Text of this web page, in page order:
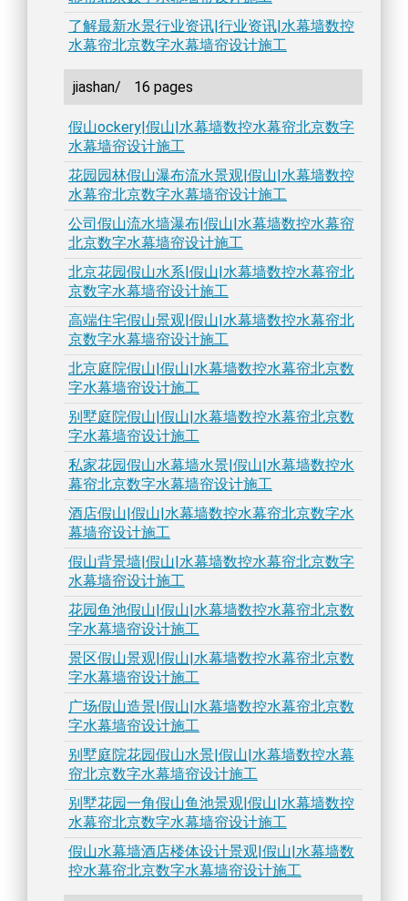
了解最新水景行业资讯|行业资讯|水幕墙数控
水幕帘北京数字水幕墙帘设计施工
jiashan/ 16 pages
假山ockery|假山|水幕墙数控水幕帘北京数字
水幕墙帘设计施工
花园园林假山瀑布流水景观|假山|水幕墙数控
水幕帘北京数字水幕墙帘设计施工
公司假山流水墙瀑布|假山|水幕墙数控水幕帘
北京数字水幕墙帘设计施工
北京花园假山水系|假山|水幕墙数控水幕帘北
京数字水幕墙帘设计施工
高端住宅假山景观|假山|水幕墙数控水幕帘北
京数字水幕墙帘设计施工
北京庭院假山|假山|水幕墙数控水幕帘北京数
字水幕墙帘设计施工
别墅庭院假山|假山|水幕墙数控水幕帘北京数
字水幕墙帘设计施工
私家花园假山水幕墙水景|假山|水幕墙数控水
幕帘北京数字水幕墙帘设计施工
酒店假山|假山|水幕墙数控水幕帘北京数字水
幕墙帘设计施工
假山背景墙|假山|水幕墙数控水幕帘北京数字
水幕墙帘设计施工
花园鱼池假山|假山|水幕墙数控水幕帘北京数
字水幕墙帘设计施工
景区假山景观|假山|水幕墙数控水幕帘北京数
字水幕墙帘设计施工
广场假山造景|假山|水幕墙数控水幕帘北京数
字水幕墙帘设计施工
别墅庭院花园假山水景|假山|水幕墙数控水幕
帘北京数字水幕墙帘设计施工
别墅花园一角假山鱼池景观|假山|水幕墙数控
水幕帘北京数字水幕墙帘设计施工
假山水幕墙酒店楼体设计景观|假山|水幕墙数
控水幕帘北京数字水幕墙帘设计施工